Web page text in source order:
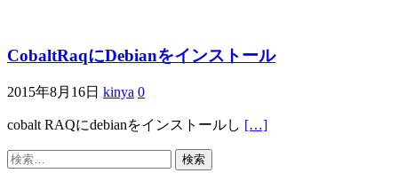
CobaltRaqにDebianをインストール
2015年8月16日 kinya 0
cobalt RAQにdebianをインストールし […]
検